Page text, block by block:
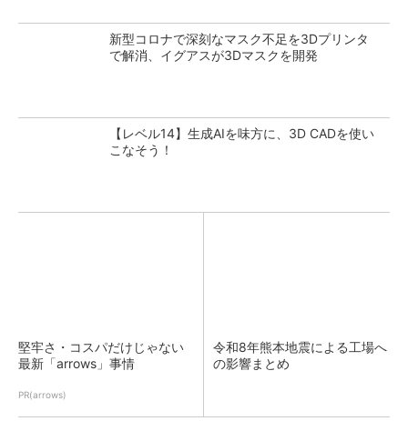
新型コロナで深刻なマスク不足を3Dプリンタ
で解消、イグアスが3Dマスクを開発
【レベル14】生成AIを味方に、3D CADを使い
こなそう！
堅牢さ・コスパだけじゃない
最新「arrows」事情
PR(arrows)
令和8年熊本地震による工場へ
の影響まとめ